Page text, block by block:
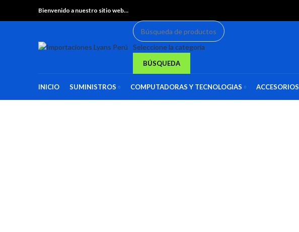
Bienvenido a nuestro sitio web…
Seleccione la categoría
BÚSQUEDA
INICIO SUMINISTROS COMPUTADORAS Y TECNOLOGIAS ACCESORIOS